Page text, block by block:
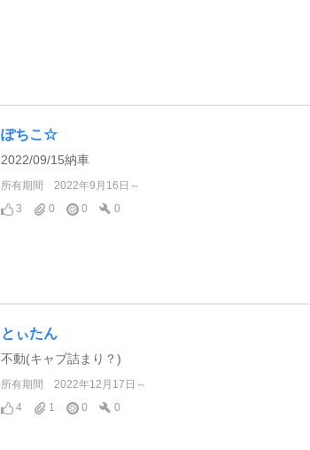
ぽちこ☆
2022/09/15納車
所有期間
2022年9月16日～
3
0 0 0
とぃたん
不動(キャブ詰まり？)
所有期間
2022年12月17日～
4
1 0 0